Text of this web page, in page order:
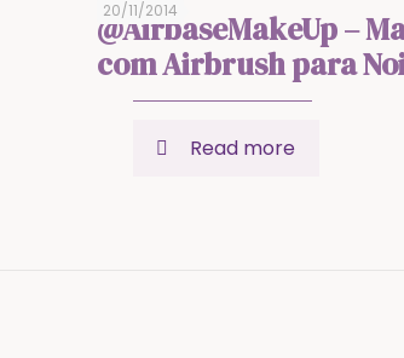
20/11/2014
@AirbaseMakeUp –
com Airbrush para
Read more